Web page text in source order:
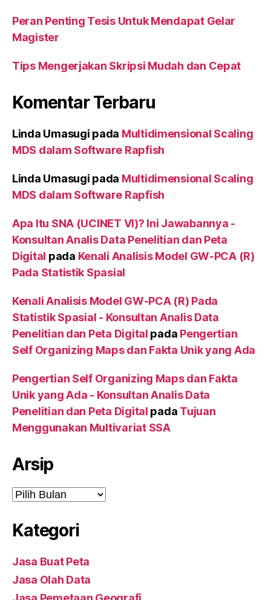
Peran Penting Tesis Untuk Mendapat Gelar
Magister
Tips Mengerjakan Skripsi Mudah dan Cepat
Komentar Terbaru
Linda Umasugi pada Multidimensional Scaling
MDS dalam Software Rapfish
Linda Umasugi pada Multidimensional Scaling
MDS dalam Software Rapfish
Apa Itu SNA (UCINET VI)? Ini Jawabannya -
Konsultan Analis Data Penelitian dan Peta
Digital pada Kenali Analisis Model GW-PCA (R)
Pada Statistik Spasial
Kenali Analisis Model GW-PCA (R) Pada
Statistik Spasial - Konsultan Analis Data
Penelitian dan Peta Digital pada Pengertian
Self Organizing Maps dan Fakta Unik yang Ada
Pengertian Self Organizing Maps dan Fakta
Unik yang Ada - Konsultan Analis Data
Penelitian dan Peta Digital pada Tujuan
Menggunakan Multivariat SSA
Arsip
Arsip
Kategori
Jasa Buat Peta
Jasa Olah Data